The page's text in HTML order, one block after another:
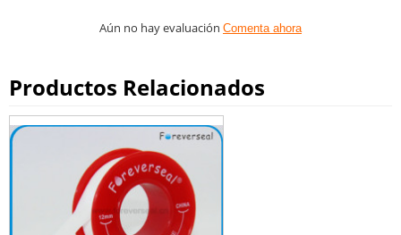
Aún no hay evaluación Comenta ahora
Productos Relacionados